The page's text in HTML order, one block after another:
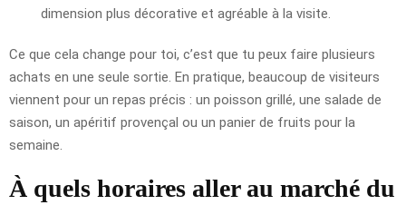
dimension plus décorative et agréable à la visite.
Ce que cela change pour toi, c’est que tu peux faire plusieurs
achats en une seule sortie. En pratique, beaucoup de visiteurs
viennent pour un repas précis : un poisson grillé, une salade de
saison, un apéritif provençal ou un panier de fruits pour la
semaine.
À quels horaires aller au marché du